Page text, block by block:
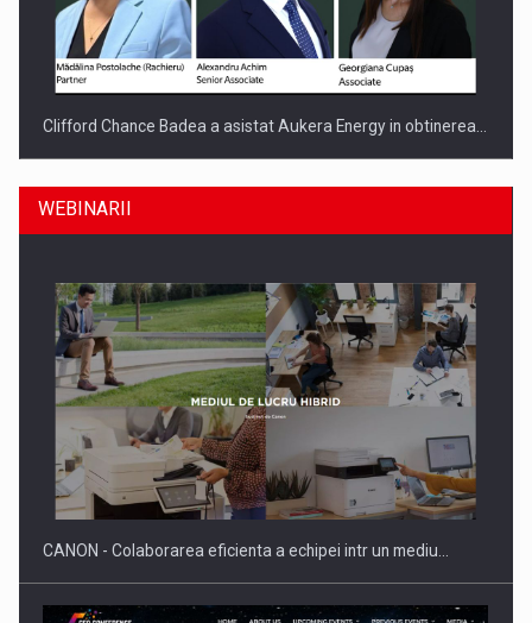
Clifford Chance Badea a asistat Aukera Energy in obtinerea…
SAPTE PERSONALITATI DIN MEDIUL DE AFACERI, ACADEMIC
SI INSTITUTIONAL…
WEBINARII
CANON - Colaborarea eficienta a echipei intr un mediu…